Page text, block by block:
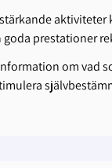
goda prestationer
om vad